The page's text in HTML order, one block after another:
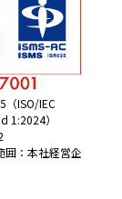
（ISO/IEC
1:2024）
囲：本社経営企